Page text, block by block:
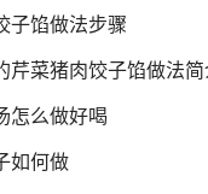
子馅做法步骤
芹菜猪肉饺子馅做法
怎么做好喝
如何做